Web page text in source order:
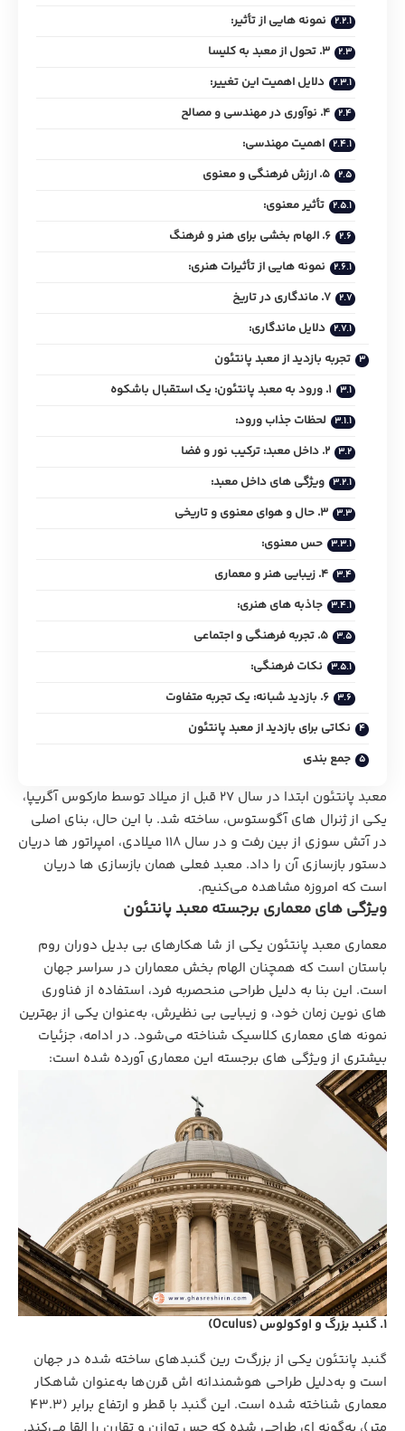
نمونه‌ هایی از تأثیر:
3. تحول از معبد به کلیسا
دلایل اهمیت این تغییر:
4. نوآوری در مهندسی و مصالح
اهمیت مهندسی:
5. ارزش فرهنگی و معنوی
تأثیر معنوی:
6. الهام‌ بخشی برای هنر و فرهنگ
نمونه‌ هایی از تأثیرات هنری:
7. ماندگاری در تاریخ
دلایل ماندگاری:
تجربه بازدید از معبد پانتئون
1. ورود به معبد پانتئون: یک استقبال باشکوه
لحظات جذاب ورود:
2. داخل معبد: ترکیب نور و فضا
ویژگی‌ های داخل معبد:
3. حال و هوای معنوی و تاریخی
حس معنوی:
4. زیبایی هنر و معماری
جاذبه‌ های هنری:
5. تجربه فرهنگی و اجتماعی
نکات فرهنگی:
6. بازدید شبانه: یک تجربه متفاوت
نکاتی برای بازدید از معبد پانتئون
جمع بندی
معبد پانتئون ابتدا در سال 27 قبل از میلاد توسط مارکوس آگریپا،
یکی از ژنرال‌ های آگوستوس، ساخته شد. با این حال، بنای اصلی
در آتش‌ سوزی از بین رفت و در سال 118 میلادی، امپراتور ها دریان
دستور بازسازی آن را داد. معبد فعلی همان بازسازی ها دریان
است که امروزه مشاهده می‌کنیم.
ویژگی‌ های معماری برجسته معبد پانتئون
معماری معبد پانتئون یکی از شا هکارهای بی‌ بدیل دوران روم
باستان است که همچنان الهام‌ بخش معماران در سراسر جهان
است. این بنا به‌ دلیل طراحی منحصربه‌ فرد، استفاده از فناوری‌
های نوین زمان خود، و زیبایی بی‌ نظیرش، به‌عنوان یکی از بهترین
نمونه‌ های معماری کلاسیک شناخته می‌شود. در ادامه، جزئیات
بیشتری از ویژگی‌ های برجسته این معماری آورده شده است:
1. گنبد بزرگ و اوکولوس (Oculus)
گنبد پانتئون یکی از بزرگ‌ت رین گنبدهای ساخته‌ شده در جهان
است و به‌دلیل طراحی هوشمندانه‌ اش قرن‌ها به‌عنوان شاهکار
معماری شناخته شده است. این گنبد با قطر و ارتفاع برابر (43.3